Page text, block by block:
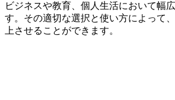
ビジネスや教育、個人生活において幅
す。その適切な選択と使い方によって
上させることができます。